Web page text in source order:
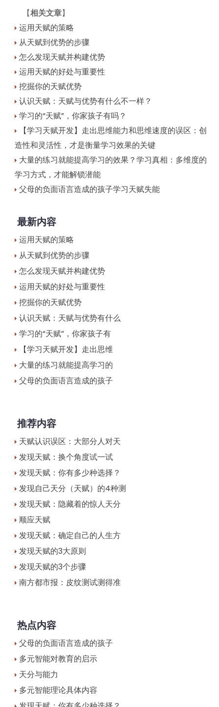
【相关文章】
运用天赋的策略
从天赋到优势的步骤
怎么发现天赋并构建优势
运用天赋的好处与重要性
挖掘你的天赋优势
认识天赋：天赋与优势有什么不一样？
学习的“天赋”，你家孩子有吗？
【学习天赋开发】走出思维能力和思维速度的误区：创
造性和灵活性，才是衡量学习效果的关键
大量的练习就能提高学习的效果？学习真相：多维度的
学习方式，才能解锁潜能
父母的负面语言造成的孩子学习天赋失能
最新内容
运用天赋的策略
从天赋到优势的步骤
怎么发现天赋并构建优势
运用天赋的好处与重要性
挖掘你的天赋优势
认识天赋：天赋与优势有什么
学习的“天赋”，你家孩子有
【学习天赋开发】走出思维
大量的练习就能提高学习的
父母的负面语言造成的孩子
推荐内容
天赋认识误区：大部分人对天
发现天赋：换个角度试一试
发现天赋：你有多少种选择？
发现自己天分（天赋）的4种测
发现天赋：隐藏着的惊人天分
顺应天赋
发现天赋：确定自己的人生方
发现天赋的3大原则
发现天赋的3个步骤
南方都市报：皮纹测试测得准
热点内容
父母的负面语言造成的孩子
多元智能对教育的启示
天分与能力
多元智能理论具体内容